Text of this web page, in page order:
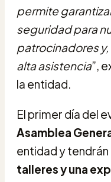
permite
seguridad para
patrocinadores y,
alta asistencia”,
la entidad.
El primer día del
Asamblea
entidad y tendrán
talleres y una